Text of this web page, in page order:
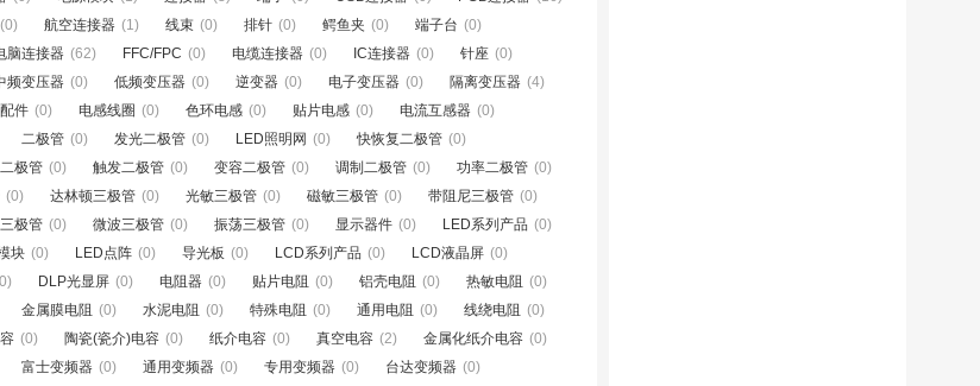
(0) 航空连接器 (1) 线束 (0) 排针 (0) 鳄鱼夹 (0) 端子台 (0)
脑连接器 (62) FFC/FPC (0) 电缆连接器 (0) IC连接器 (0) 针座 (0)
频变压器 (0) 低频变压器 (0) 逆变器 (0) 电子变压器 (0) 隔离变压器 (4)
件 (0) 电感线圈 (0) 色环电感 (0) 贴片电感 (0) 电流互感器 (0)
二极管 (0) 发光二极管 (0) LED照明网 (0) 快恢复二极管 (0)
极管 (0) 触发二极管 (0) 变容二极管 (0) 调制二极管 (0) 功率二极管 (0)
(0) 达林顿三极管 (0) 光敏三极管 (0) 磁敏三极管 (0) 带阻尼三极管 (0)
极管 (0) 微波三极管 (0) 振荡三极管 (0) 显示器件 (0) LED系列产品 (0)
块 (0) LED点阵 (0) 导光板 (0) LCD系列产品 (0) LCD液晶屏 (0)
DLP光显屏 (0) 电阻器 (0) 贴片电阻 (0) 铝壳电阻 (0) 热敏电阻 (0)
金属膜电阻 (0) 水泥电阻 (0) 特殊电阻 (0) 通用电阻 (0) 线绕电阻 (0)
(0) 陶瓷(瓷介)电容 (0) 纸介电容 (0) 真空电容 (2) 金属化纸介电容 (0)
富士变频器 (0) 通用变频器 (0) 专用变频器 (0) 台达变频器 (0)